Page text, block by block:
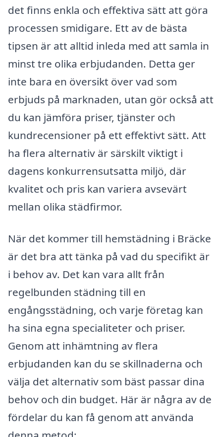
det finns enkla och effektiva sätt att göra
processen smidigare. Ett av de bästa
tipsen är att alltid inleda med att samla in
minst tre olika erbjudanden. Detta ger
inte bara en översikt över vad som
erbjuds på marknaden, utan gör också att
du kan jämföra priser, tjänster och
kundrecensioner på ett effektivt sätt. Att
ha flera alternativ är särskilt viktigt i
dagens konkurrensutsatta miljö, där
kvalitet och pris kan variera avsevärt
mellan olika städfirmor.
När det kommer till hemstädning i Bräcke
är det bra att tänka på vad du specifikt är
i behov av. Det kan vara allt från
regelbunden städning till en
engångsstädning, och varje företag kan
ha sina egna specialiteter och priser.
Genom att inhämtning av flera
erbjudanden kan du se skillnaderna och
välja det alternativ som bäst passar dina
behov och din budget. Här är några av de
fördelar du kan få genom att använda